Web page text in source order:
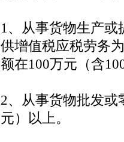
1、从事货物生产
供增值税应税劳务
额在100万元（含
2、从事货物批发或
元）以上。